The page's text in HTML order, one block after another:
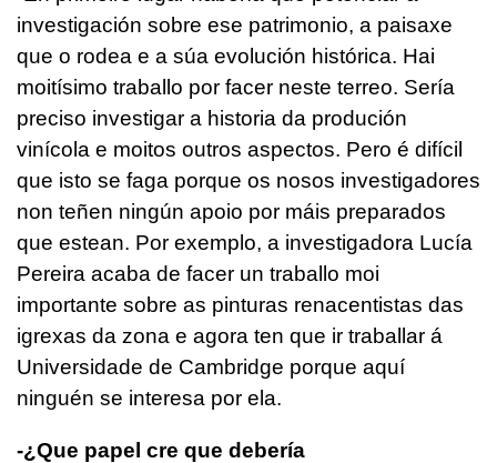
investigación sobre ese patrimonio, a paisaxe
que o rodea e a súa evolución histórica. Hai
moitísimo traballo por facer neste terreo. Sería
preciso investigar a historia da produción
vinícola e moitos outros aspectos. Pero é difícil
que isto se faga porque os nosos investigadores
non teñen ningún apoio por máis preparados
que estean. Por exemplo, a investigadora Lucía
Pereira acaba de facer un traballo moi
importante sobre as pinturas renacentistas das
igrexas da zona e agora ten que ir traballar á
Universidade de Cambridge porque aquí
ninguén se interesa por ela.
-¿Que papel cre que debería